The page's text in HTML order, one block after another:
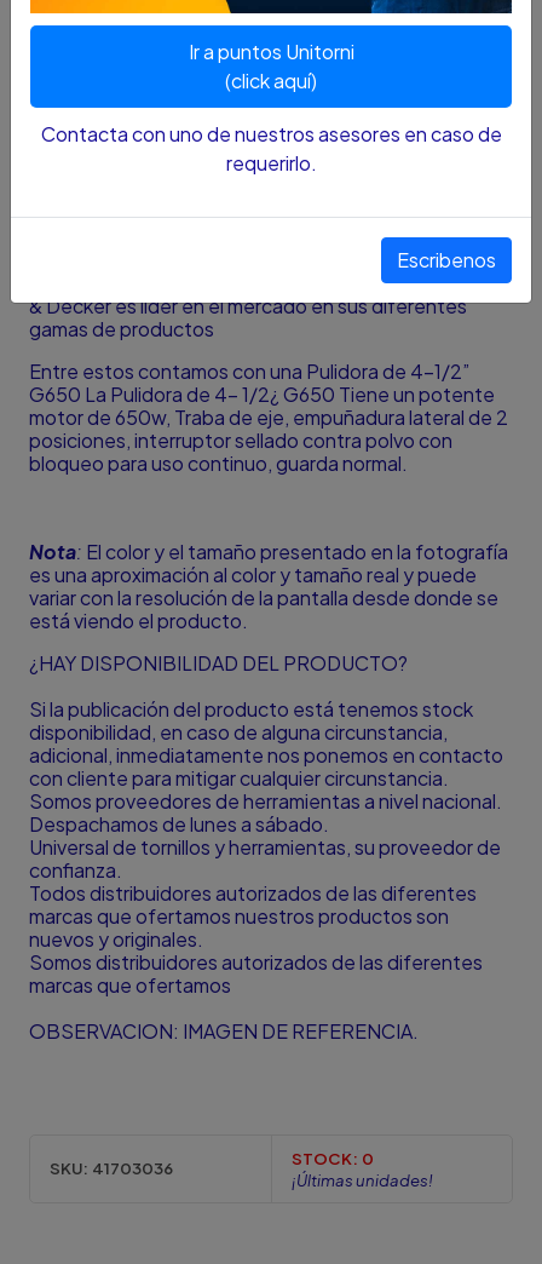
SKU....41703036
Black & Decker, es el fabricante de herramientas
eléctricas y accesorios más grande del mundo. Es
considerado líder mundial en la fabricación de
tanto para el hogar como para profesionales. También
es el mayor proveedor de sistemas de información y
servicios prestados al gobierno de los Estados Unidos.
Con presencia en aproximadamente 100 países Black
& Decker es líder en el mercado en sus diferentes
gamas de productos
Entre estos contamos con una Pulidora de 4-1/2”
G650 La Pulidora de 4- 1/2¿ G650 Tiene un potente
motor de 650w, Traba de eje, empuñadura lateral de 2
posiciones, interruptor sellado contra polvo con
bloqueo para uso continuo, guarda normal.
Nota: El color y el tamaño presentado en la fotografía
es una aproximación al color y tamaño real y puede
variar con la resolución de la pantalla desde donde se
está viendo el producto.
¿HAY DISPONIBILIDAD DEL PRODUCTO?
Si la publicación del producto está tenemos stock
disponibilidad, en caso de alguna circunstancia,
adicional, inmediatamente nos ponemos en contacto
con cliente para mitigar cualquier circunstancia.
Somos proveedores de herramientas a nivel nacional.
Despachamos de lunes a sábado.
Universal de tornillos y herramientas, su proveedor de
confianza.
Todos distribuidores autorizados de las diferentes
marcas que ofertamos nuestros productos son
nuevos y originales.
Somos distribuidores autorizados de las diferentes
marcas que ofertamos
OBSERVACION: IMAGEN DE REFERENCIA.
SKU: 41703036 STOCK: 0
¡Últimas unidades!
Ir a puntos Unitorni
(click aquí)
Contacta con uno de nuestros asesores en caso de
requerirlo.
Escribenos